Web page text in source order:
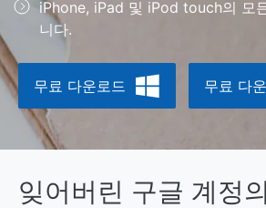
3,000개 이상의 사용 가이드, 전문가 팁 및 최
신 모바일 소식을 확인하세요.
사용 가이드
고객 지원
검색하기
iPhone, iPad 및 iPod touch의 모
니다.
무료 다운로드 무료 다
잊어버린 구글 계정